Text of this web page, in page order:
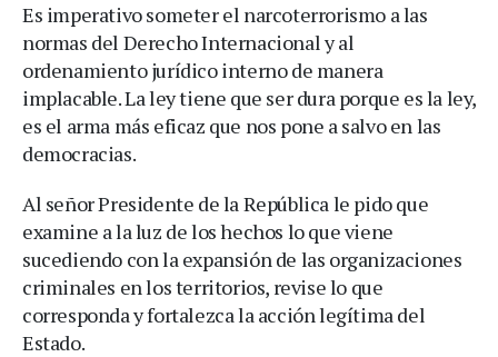
Es imperativo someter el narcoterrorismo a las
normas del Derecho Internacional y al
ordenamiento jurídico interno de manera
implacable. La ley tiene que ser dura porque es la ley,
es el arma más eficaz que nos pone a salvo en las
democracias.
Al señor Presidente de la República le pido que
examine a la luz de los hechos lo que viene
sucediendo con la expansión de las organizaciones
criminales en los territorios, revise lo que
corresponda y fortalezca la acción legítima del
Estado.